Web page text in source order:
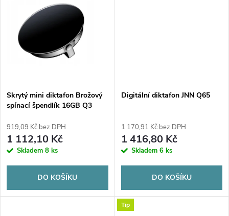
Skrytý mini diktafon Brožový
spínací špendlík 16GB Q3
919,09 Kč bez DPH
1 112,10 Kč
Skladem 8 ks
DO KOŠÍKU
Digitální diktafon JNN Q65
1 170,91 Kč bez DPH
1 416,80 Kč
Skladem 6 ks
DO KOŠÍKU
Tip